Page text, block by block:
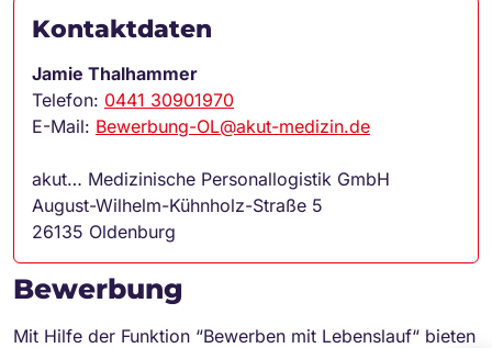
Kontaktdaten
Jamie Thalhammer
Telefon: 0441 30901970
E-Mail: Bewerbung-OL@akut-medizin.de
akut… Medizinische Personallogistik GmbH
August-Wilhelm-Kühnholz-Straße 5
26135 Oldenburg
Bewerbung
Mit Hilfe der Funktion “Bewerben mit Lebenslauf“ bieten